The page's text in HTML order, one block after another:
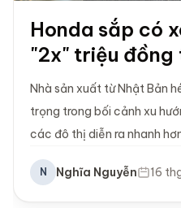
Honda sắp có
"2x" triệu đồng
Nhà sản xuất từ Nhật Bản
trọng trong bối cảnh xu
các đô thị diễn ra nhanh
N Nghĩa Nguyễn 16